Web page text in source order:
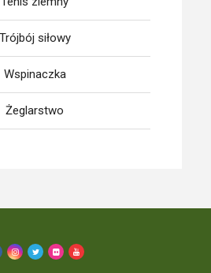
Trójbój siłowy
Wspinaczka
Żeglarstwo